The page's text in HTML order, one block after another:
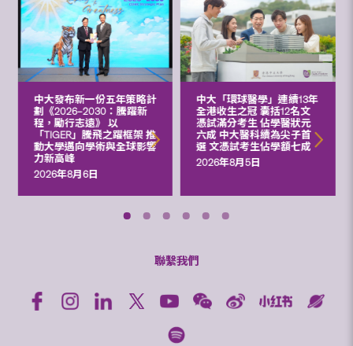
中大發布新一份五年策略計
劃《2026‒2030：騰躍新
程，勵行志遠》 以
「TIGER」騰飛之躍框架 推
動大學邁向學術與全球影響
力新高峰
2026年8月6日
中大「環球醫學」連續13年
全港收生之冠 囊括12名文
憑試滿分考生 佔學醫狀元
六成 中大醫科續為尖子首
選 文憑試考生佔學額七成
2026年8月5日
聯繫我們